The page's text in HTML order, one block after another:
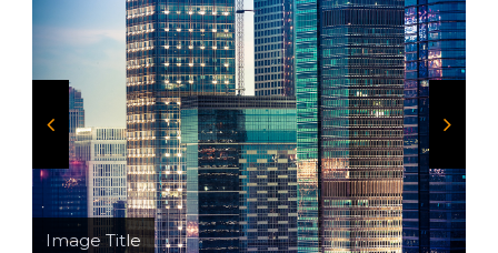
Image Title
Image Title
Image Title
Image Title